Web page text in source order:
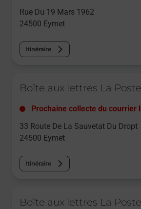
Rue Du 19 Mars 1962
24500 Eymet
Itinéraire
Boîte aux lettres La Poste
Prochaine collecte du courrier
33 Route De La Sauvetat Du Dropt
24500 Eymet
Itinéraire
Boîte aux lettres La Poste